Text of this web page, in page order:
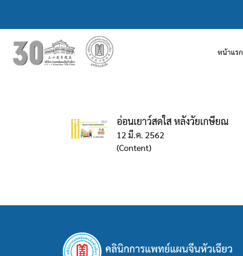
หน้าแรก
อ่อนเยาว์สดใส หลังวัยเกษียณ
12 มี.ค. 2562
(Content)